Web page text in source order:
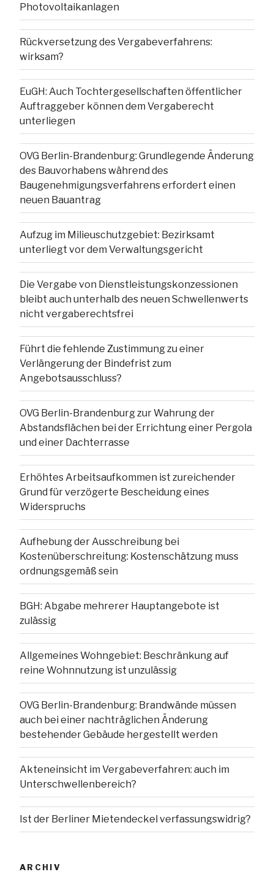
Photovoltaikanlagen
Rückversetzung des Vergabeverfahrens:
wirksam?
EuGH: Auch Tochtergesellschaften öffentlicher
Auftraggeber können dem Vergaberecht
unterliegen
OVG Berlin-Brandenburg: Grundlegende Änderung
des Bauvorhabens während des
Baugenehmigungsverfahrens erfordert einen
neuen Bauantrag
Aufzug im Milieuschutzgebiet: Bezirksamt
unterliegt vor dem Verwaltungsgericht
Die Vergabe von Dienstleistungskonzessionen
bleibt auch unterhalb des neuen Schwellenwerts
nicht vergaberechtsfrei
Führt die fehlende Zustimmung zu einer
Verlängerung der Bindefrist zum
Angebotsausschluss?
OVG Berlin-Brandenburg zur Wahrung der
Abstandsflächen bei der Errichtung einer Pergola
und einer Dachterrasse
Erhöhtes Arbeitsaufkommen ist zureichender
Grund für verzögerte Bescheidung eines
Widerspruchs
Aufhebung der Ausschreibung bei
Kostenüberschreitung: Kostenschätzung muss
ordnungsgemäß sein
BGH: Abgabe mehrerer Hauptangebote ist
zulässig
Allgemeines Wohngebiet: Beschränkung auf
reine Wohnnutzung ist unzulässig
OVG Berlin-Brandenburg: Brandwände müssen
auch bei einer nachträglichen Änderung
bestehender Gebäude hergestellt werden
Akteneinsicht im Vergabeverfahren: auch im
Unterschwellenbereich?
Ist der Berliner Mietendeckel verfassungswidrig?
ARCHIV